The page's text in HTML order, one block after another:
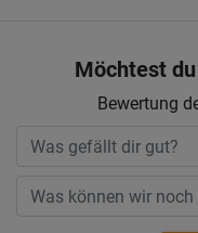
Möchtest
Bewertung